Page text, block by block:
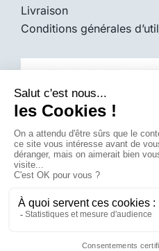
Livraison
Conditions générales
© 2026 -Diadice